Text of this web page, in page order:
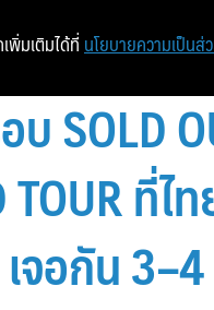
SOLD
TOUR ที่
จอกัน
พิ่มเติมได้ที่ นโยบายความเป็นส่